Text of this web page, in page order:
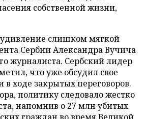
собственной жизни,
слишком мягкой
Сербии Александра Вучича
журналиста. Сербский лидер
что уже обсудил свое
в ходе закрытых переговоров.
политику следовало жестко
напомнив о 27 млн убитых